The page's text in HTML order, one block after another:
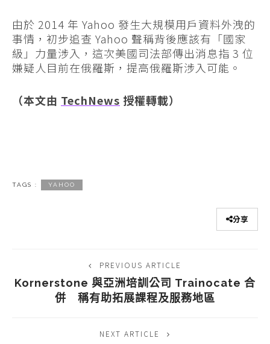
由於 2014 年 Yahoo 發生大規模用戶資料外洩的
事情，初步追查 Yahoo 聲稱背後應該有「國家
級」力量涉入，這次美國司法部傳出消息指 3 位
嫌疑人目前在俄羅斯，提高俄羅斯涉入可能。
（本文由 TechNews 授權轉載）
TAGS : YAHOO
分享
PREVIOUS ARTICLE
Kornerstone 與亞洲培訓公司 Trainocate 合
併 稱有助拓展課程及服務地區
NEXT ARTICLE